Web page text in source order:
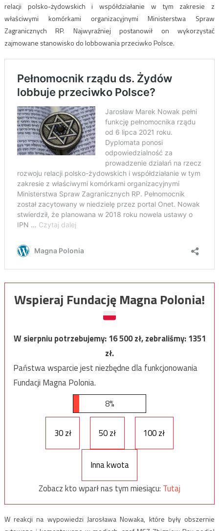
relacji polsko-żydowskich i współdziałanie w tym zakresie z
właściwymi komórkami organizacyjnymi Ministerstwa Spraw
Zagranicznych RP. Najwyraźniej postanowił on wykorzystać
zajmowane stanowisko do lobbowania przeciwko Polsce.
Wspieraj Fundację Magna Polonia!
W sierpniu potrzebujemy:16 500zł, zebraliśmy:1351
zł.
Państwa wsparcie jest niezbędne dla funkcjonowania
Fundacji Magna Polonia.
8%
30 zł 50 zł 100 zł
Inna kwota
Zobacz kto wparł nas tym miesiącu: Tutaj
W reakcji na wypowiedzi Jarosława Nowaka, które były obszernie